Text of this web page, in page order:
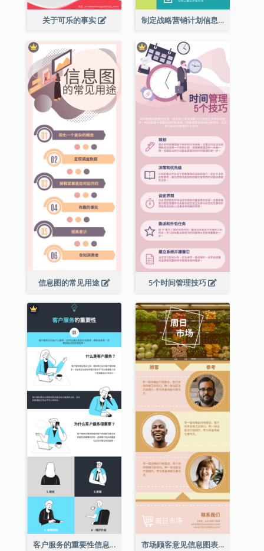
关于可乐的事实 制定战略营销计划信息图表
信息图的常见用途 5个时间管理技巧
客户服务的重要性信息图表 市场顾客意见信息图表